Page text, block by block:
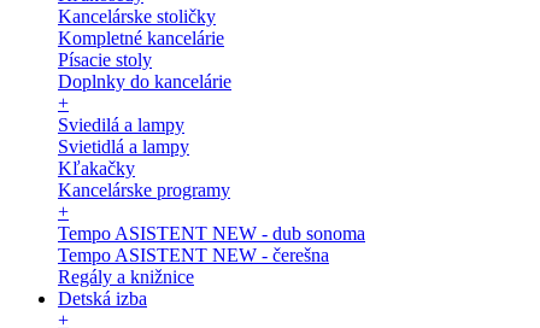
Kancelárske stoličky
Kompletné kancelárie
Písacie stoly
Doplnky do kancelárie
+
Sviedilá a lampy
Svietidlá a lampy
Kľakačky
Kancelárske programy
+
Tempo ASISTENT NEW - dub sonoma
Tempo ASISTENT NEW - čerešna
Regály a knižnice
Detská izba
+